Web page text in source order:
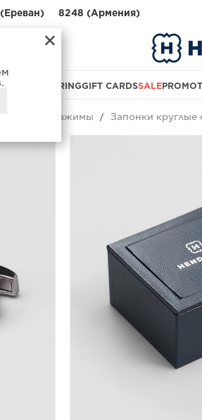
×
8248 (Армения)
TAILORINGGIFT CARDSSALE
Запонки и зажимы Запонки круглые